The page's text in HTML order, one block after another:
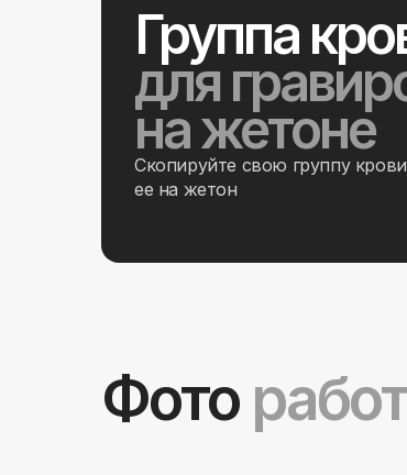
Группа
для
на жетоне
Скопируйте свою группу
ее на жетон
Фоторабот